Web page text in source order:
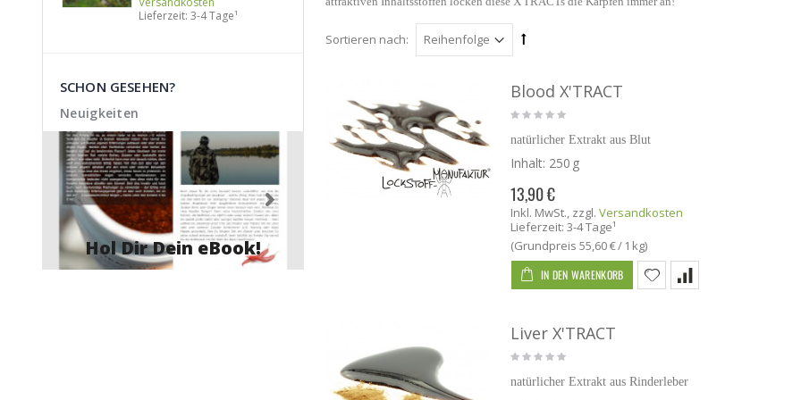
Sortieren nach:
Blood X'TRACT
natürlicher Extrakt aus Blut
Inhalt: 250 g
13,90 €
Inkl. MwSt. zzgl. Versandkosten
Lieferzeit: 3-4 Tage¹
(Grundpreis 55,60 €/ 1 kg)
IN DEN WARENKORB
Liver X'TRACT
natürlicher Extrakt aus Rinderleber
Lieferzeit: 3-4 Tage¹
SCHON GESEHEN?
Neuigkeiten
Hol Dir Dein eBook!